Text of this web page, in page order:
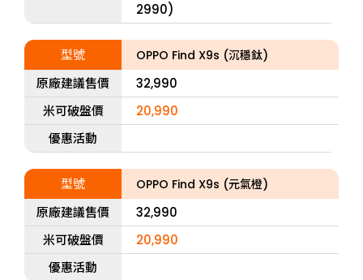
2990)
型號 OPPO Find X9s (沉穩鈦)
原廠建議售價
32,990
米可破盤價
20,990
優惠活動
型號 OPPO Find X9s (元氣橙)
原廠建議售價
32,990
米可破盤價
20,990
優惠活動